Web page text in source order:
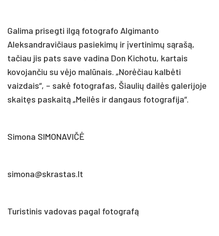
Galima prisegti ilgą fotografo Algimanto
Aleksandravičiaus pasiekimų ir įvertinimų sąrašą,
tačiau jis pats save vadina Don Kichotu, kartais
kovojančiu su vėjo malūnais. „Norėčiau kalbėti
vaizdais“, – sakė fotografas, Šiaulių dailės galerijoje
skaitęs paskaitą „Meilės ir dangaus fotografija“.
Simona SIMONAVIČĖ
simona@skrastas.lt
Turistinis vadovas pagal fotografą